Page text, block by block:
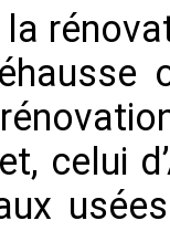
celui